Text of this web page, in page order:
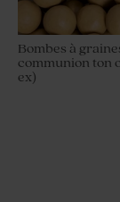
Bombes à
communion ton
ex)